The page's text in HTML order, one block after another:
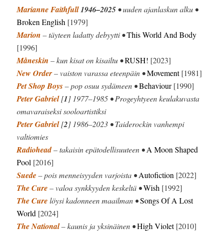
Marianne Faithfull1946–2025 • uuden ajanlaskun alku •
Broken English [1979]
Marion – täyteen ladatty debyytti •This World And Body
[1996]
Måneskin – kun kisat on kisailtu •RUSH! [2023]
New Order– vaiston varassa eteenpäin •Movement[1981]
Pet Shop Boys– pop osuu sydämeen •Behaviour[1990]
Peter Gabriel[1] 1977–1985 • Progeyhtyeen keulakuvasta
omavaraiseksi sooloartistiksi
Peter Gabriel[2] 1986–2023 • Taiderockin vanhempi
valtiomies
Radiohead– takaisin epätodellisuuteen •A Moon Shaped
Pool [2016]
Suede– pois menneisyyden varjoista •Autofiction [2022]
The Cure– valoa synkkyyden keskeltä •Wish [1992]
The Curelöysi kadonneen maailman •Songs Of A Lost
World [2024]
The National– kaunis ja yksinäinen •High Violet[2010]